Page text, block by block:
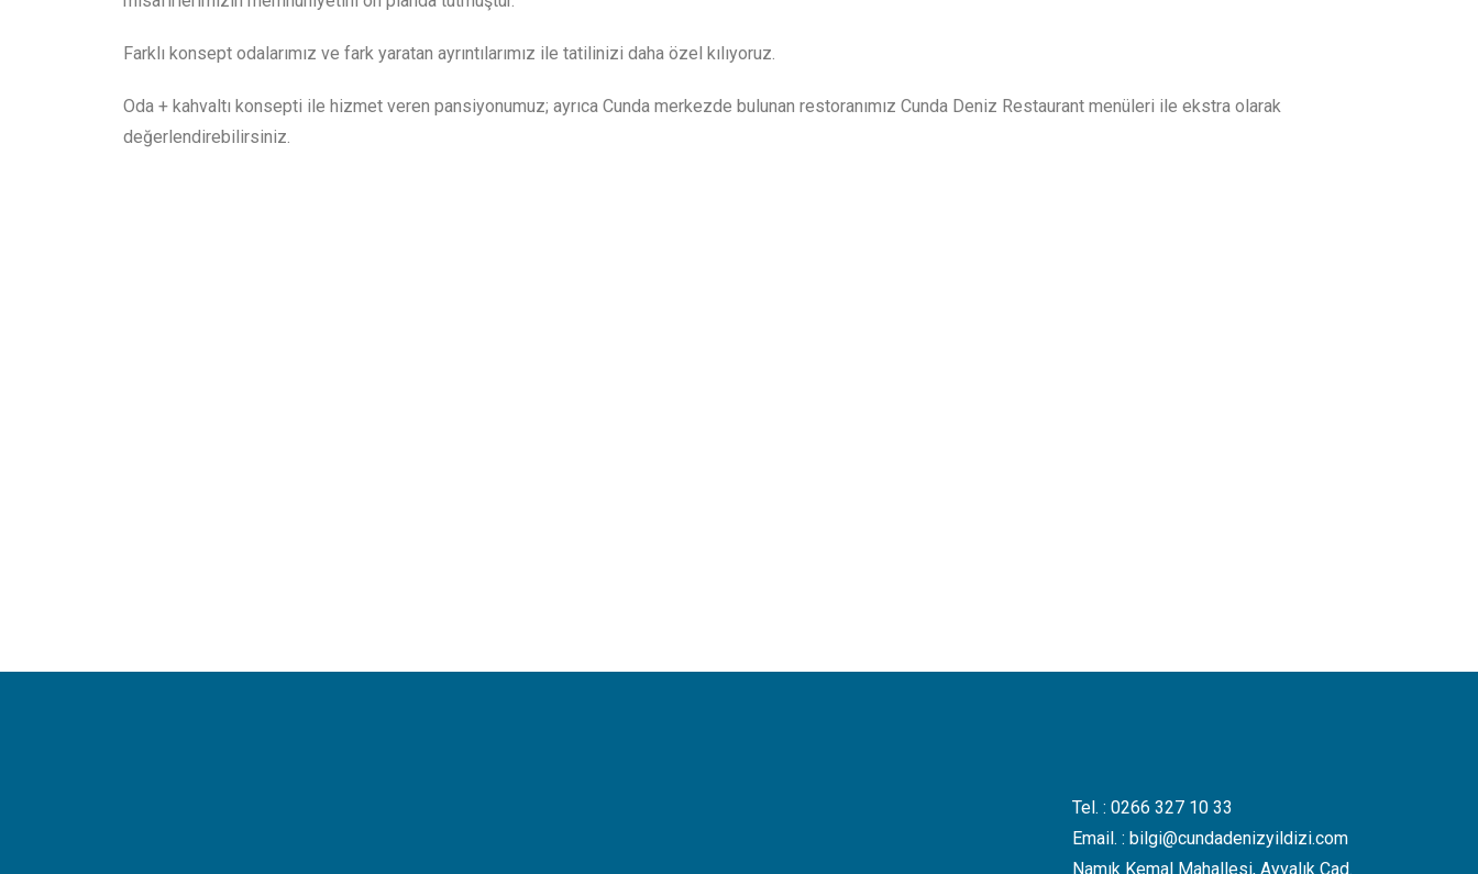
Farklı konsept odalarımız ve fark yaratan ayrıntılarımız ile tatilinizi daha özel kılıyoruz.
Oda + kahvaltı konsepti ile hizmet veren pansiyonumuz; ayrıca Cunda merkezde bulunan restoranımız Cunda Deniz Restaurant menüleri ile ekstra olarak
değerlendirebilirsiniz.
Tel. : 0266 327 10 33
Email. : bilgi@cundadenizyildizi.com
Namık Kemal Mahallesi, Ayvalık Cad.